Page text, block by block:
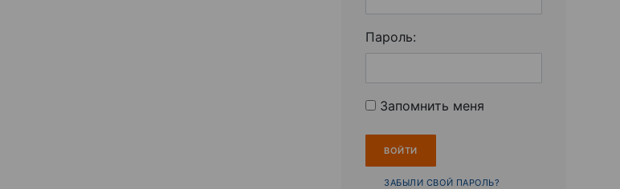
Пароль:
Запомнить меня
ЗАБЫЛИ СВОЙ ПАРОЛЬ?